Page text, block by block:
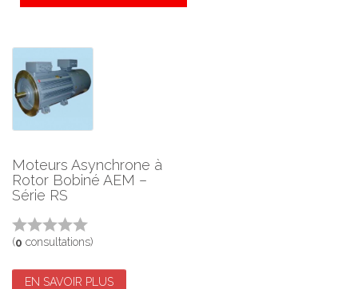
Moteurs Asynchrone à
Rotor Bobiné AEM –
Série RS
(0 consultations)
EN SAVOIR PLUS